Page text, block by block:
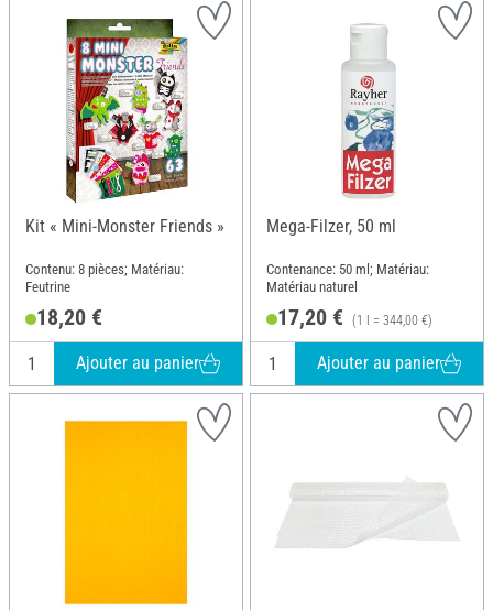
Kit « Mini-Monster Friends »
Contenu: 8 pièces; Matériau:
Feutrine
18,20 €
Ajouter au panier
Mega-Filzer, 50 ml
Contenance: 50 ml; Matériau:
Matériau naturel
17,20 € (1 l = 344,00 €)
Ajouter au panier